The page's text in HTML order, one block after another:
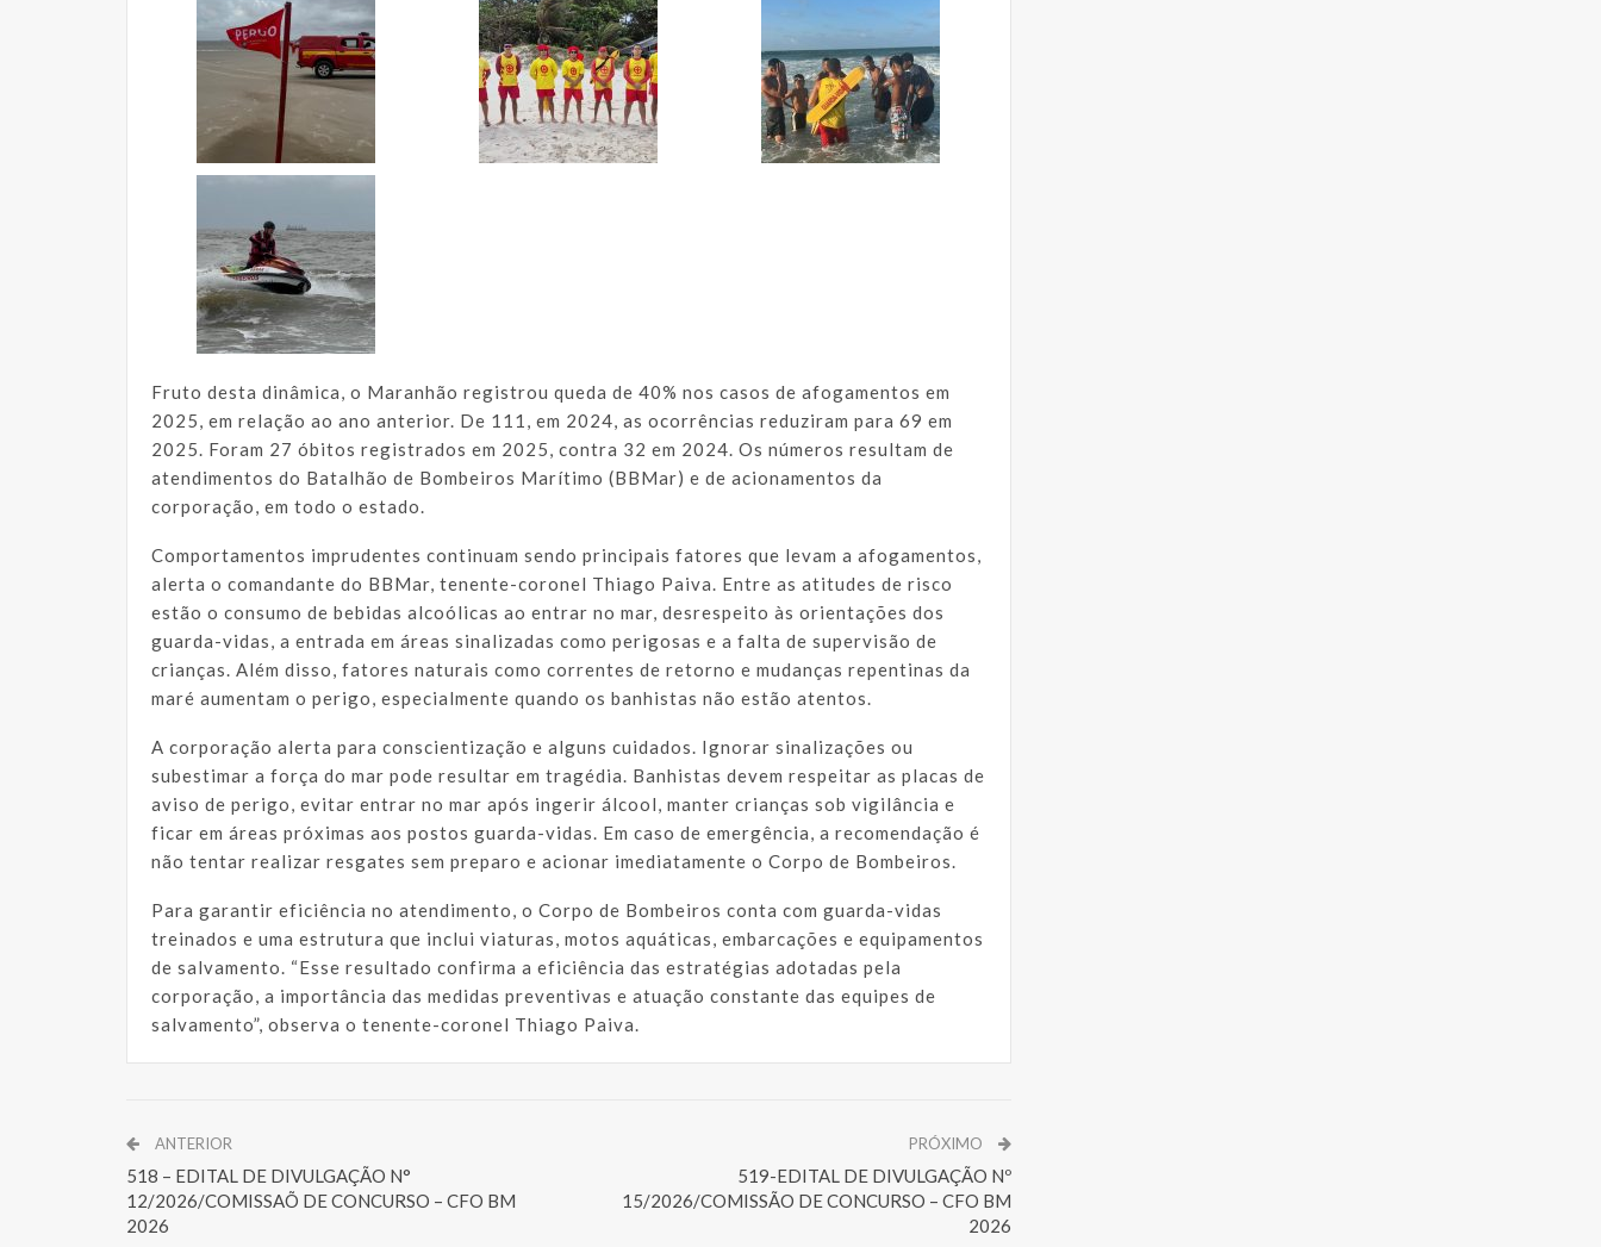
Fruto desta dinâmica, o Maranhão registrou queda de 40% nos casos de afogamentos em
2025, em relação ao ano anterior. De 111, em 2024, as ocorrências reduziram para 69 em
2025. Foram 27 óbitos registrados em 2025, contra 32 em 2024. Os números resultam de
atendimentos do Batalhão de Bombeiros Marítimo (BBMar) e de acionamentos da
corporação, em todo o estado.
Comportamentos imprudentes continuam sendo principais fatores que levam a afogamentos,
alerta o comandante do BBMar, tenente-coronel Thiago Paiva. Entre as atitudes de risco
estão o consumo de bebidas alcoólicas ao entrar no mar, desrespeito às orientações dos
guarda-vidas, a entrada em áreas sinalizadas como perigosas e a falta de supervisão de
crianças. Além disso, fatores naturais como correntes de retorno e mudanças repentinas da
maré aumentam o perigo, especialmente quando os banhistas não estão atentos.
A corporação alerta para conscientização e alguns cuidados. Ignorar sinalizações ou
subestimar a força do mar pode resultar em tragédia. Banhistas devem respeitar as placas de
aviso de perigo, evitar entrar no mar após ingerir álcool, manter crianças sob vigilância e
ficar em áreas próximas aos postos guarda-vidas. Em caso de emergência, a recomendação é
não tentar realizar resgates sem preparo e acionar imediatamente o Corpo de Bombeiros.
Para garantir eficiência no atendimento, o Corpo de Bombeiros conta com guarda-vidas
treinados e uma estrutura que inclui viaturas, motos aquáticas, embarcações e equipamentos
de salvamento. “Esse resultado confirma a eficiência das estratégias adotadas pela
corporação, a importância das medidas preventivas e atuação constante das equipes de
salvamento”, observa o tenente-coronel Thiago Paiva.
ANTERIOR
518 – EDITAL DE DIVULGAÇÃO N°
12/2026/COMISSAÕ DE CONCURSO – CFO BM
2026
PRÓXIMO
519-EDITAL DE DIVULGAÇÃO Nº
15/2026/COMISSÃO DE CONCURSO – CFO BM
2026